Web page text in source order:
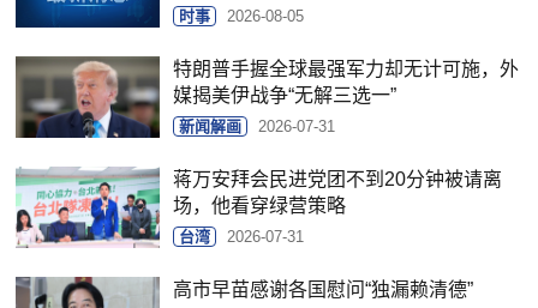
时事 2026-08-05
特朗普手握全球最强军力却无计可施，外
媒揭美伊战争“无解三选一”
新闻解画 2026-07-31
蒋万安拜会民进党团不到20分钟被请离
场，他看穿绿营策略
台湾 2026-07-31
高市早苗感谢各国慰问“独漏赖清德”